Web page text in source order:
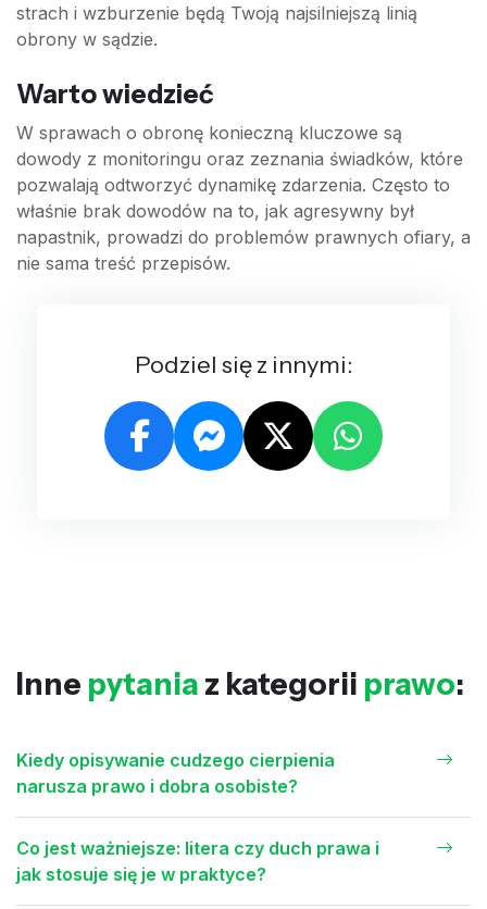
strach i wzburzenie będą Twoją najsilniejszą linią
obrony w sądzie.
Warto wiedzieć
W sprawach o obronę konieczną kluczowe są
dowody z monitoringu oraz zeznania świadków, które
pozwalają odtworzyć dynamikę zdarzenia. Często to
właśnie brak dowodów na to, jak agresywny był
napastnik, prowadzi do problemów prawnych ofiary, a
nie sama treść przepisów.
Podziel się z innymi:
Inne pytania z kategorii prawo:
Kiedy opisywanie cudzego cierpienia
narusza prawo i dobra osobiste?
Co jest ważniejsze: litera czy duch prawa i
jak stosuje się je w praktyce?